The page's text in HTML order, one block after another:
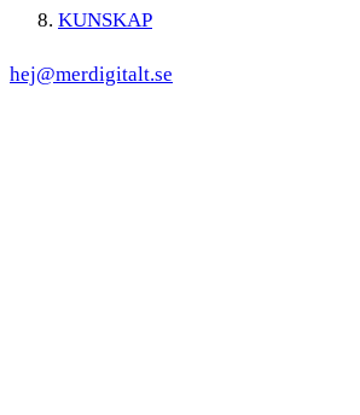
KUNSKAP
hej@merdigitalt.se